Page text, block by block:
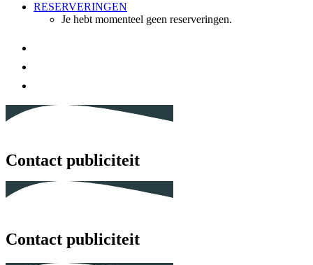
RESERVERINGEN
Je hebt momenteel geen reserveringen.
Contact publiciteit
Contact publiciteit